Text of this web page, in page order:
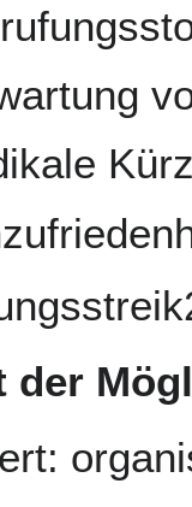
der